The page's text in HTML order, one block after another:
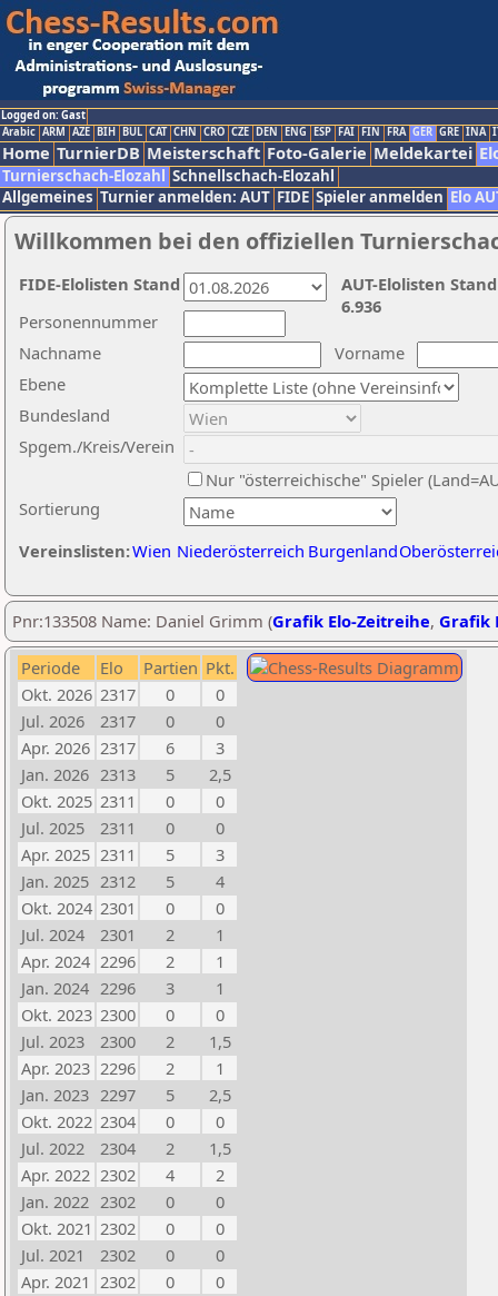
Logged on: Gast
Arabic ARM AZE BIH BUL CAT CHN CRO CZE DEN ENG ESP FAI FIN FRA GER GRE INA
Home TurnierDB Meisterschaft Foto-Galerie Meldekartei
Turnierschach-Elozahl Schnellschach-Elozahl
Allgemeines Turnier anmelden: AUT FIDE Spieler anmelden Elo
Willkommen bei den offiziellen
Nachname
Vorname
Ebene
Sortierung
Personennummer
Bundesland
Spgem./Kreis/Verein
Nur "österreichische" Spieler
Vereinslisten:Wien Niederösterreich Burgenland
AUT-Elolisten
6.936
FIDE-Elolisten Stand
Pnr:133508 Name: Daniel Grimm (Grafik Elo-Zeitreihe, Grafik
Periode Elo Partien Pkt.
Okt. 2026 2317 0
0
Jul. 2026
2317 0
0
Apr. 2026 2317 6
3
Jan. 2026 2313 5
2,5
Okt. 2025 2311 0
0
Jul. 2025
2311 0
0
Apr. 2025 2311 5
3
Jan. 2025 2312 5
4
Okt. 2024 2301 0
0
Jul. 2024
2301 2
1
Apr. 2024 2296 2
1
Jan. 2024 2296 3
1
Okt. 2023 2300 0
0
Jul. 2023
2300 2
1,5
Apr. 2023 2296 2
1
Jan. 2023 2297 5
2,5
Okt. 2022 2304 0
0
Jul. 2022
2304 2
1,5
Apr. 2022 2302 4
2
Jan. 2022 2302 0
0
Okt. 2021 2302 0
0
Jul. 2021
2302 0
0
Apr. 2021 2302 0
0